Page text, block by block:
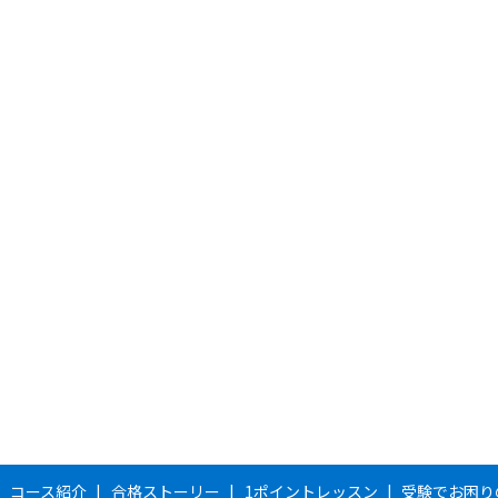
コース紹介 合格ストーリー 1ポイントレッスン 受験でお困